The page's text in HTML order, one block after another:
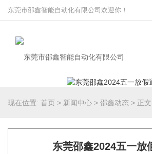
东莞市邵鑫智能自动化有限公司欢迎你！
现在位置: 首页 > 新闻中心 > 邵鑫动态 > 正文
东莞邵鑫2024五一放